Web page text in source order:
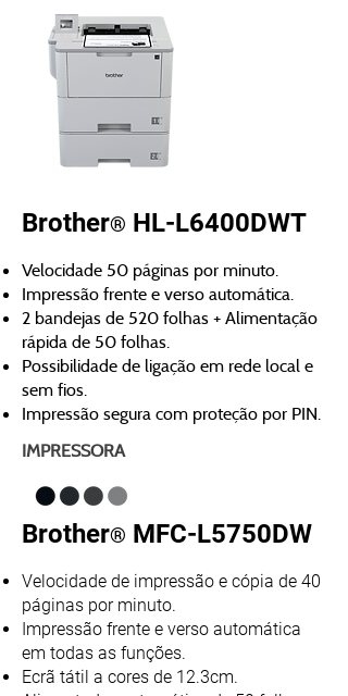
Brother® HL-L6400DWT
Velocidade 50 páginas por minuto.
Impressão frente e verso automática.
2 bandejas de 520 folhas + Alimentação
rápida de 50 folhas.
Possibilidade de ligação em rede local e
sem fios.
Impressão segura com proteção por PIN.
IMPRESSORA
Brother® MFC-L5750DW
Velocidade de impressão e cópia de 40
páginas por minuto.
Impressão frente e verso automática
em todas as funções.
Ecrã tátil a cores de 12.3cm.